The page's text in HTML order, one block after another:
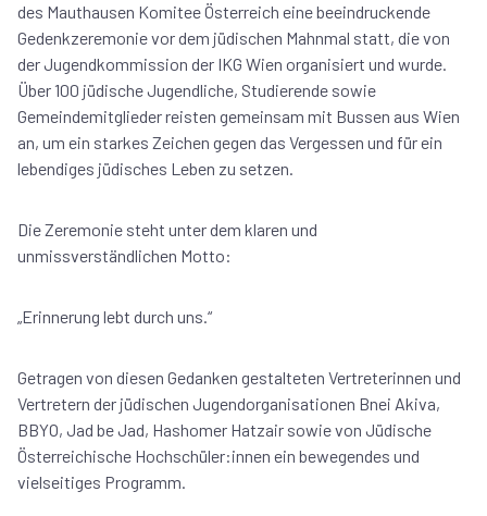
des Mauthausen Komitee Österreich eine beeindruckende
Gedenkzeremonie vor dem jüdischen Mahnmal statt, die von
der Jugendkommission der IKG Wien organisiert und wurde.
Über 100 jüdische Jugendliche, Studierende sowie
Gemeindemitglieder reisten gemeinsam mit Bussen aus Wien
an, um ein starkes Zeichen gegen das Vergessen und für ein
lebendiges jüdisches Leben zu setzen.
Die Zeremonie steht unter dem klaren und
unmissverständlichen Motto:
„Erinnerung lebt durch uns.“
Getragen von diesen Gedanken gestalteten Vertreterinnen und
Vertretern der jüdischen Jugendorganisationen Bnei Akiva,
BBYO, Jad be Jad, Hashomer Hatzair sowie von Jüdische
Österreichische Hochschüler:innen ein bewegendes und
vielseitiges Programm.